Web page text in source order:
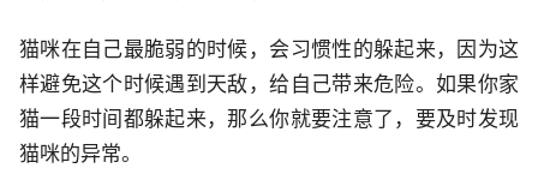
猫咪在自己最脆弱的时候，会习惯性的躲起来，因为这
样避免这个时候遇到天敌，给自己带来危险。如果你家
猫一段时间都躲起来，那么你就要注意了，要及时发现
猫咪的异常。